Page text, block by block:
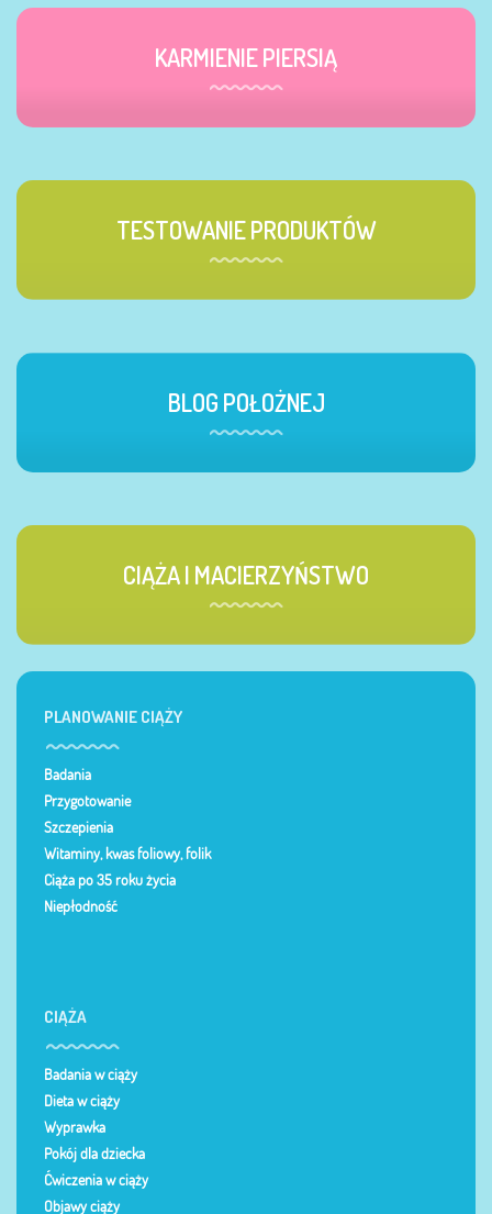
KARMIENIE PIERSIĄ
TESTOWANIE PRODUKTÓW
BLOG POŁOŻNEJ
CIĄŻA I MACIERZYŃSTWO
PLANOWANIE CIĄŻY
Badania
Przygotowanie
Szczepienia
Witaminy, kwas foliowy, folik
Ciąża po 35 roku życia
Niepłodność
CIĄŻA
Badania w ciąży
Dieta w ciąży
Wyprawka
Pokój dla dziecka
Ćwiczenia w ciąży
Objawy ciąży